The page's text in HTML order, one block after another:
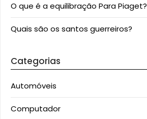
O que é a equilibração Para Piaget?
Quais são os santos guerreiros?
Categorias
Automóveis
Computador